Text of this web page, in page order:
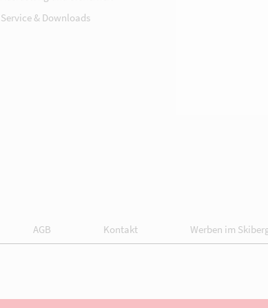
Service & Downloads
AGB Kontakt Werben im